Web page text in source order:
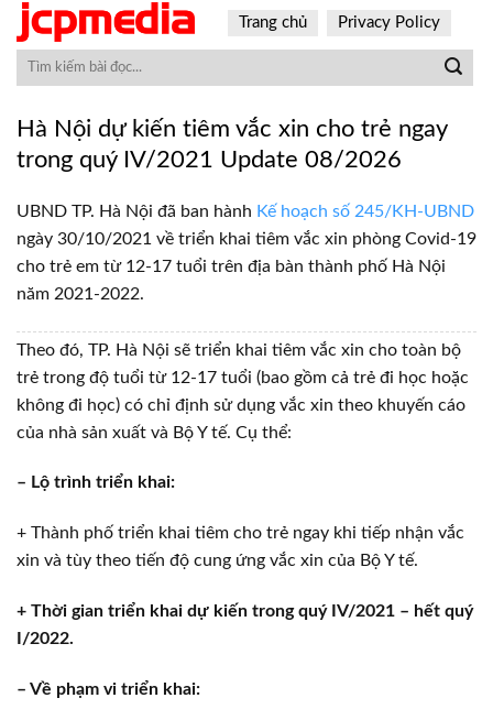
Skip
content
Trang chủ Privacy Policy
Hà Nội dự kiến tiêm vắc xin cho trẻ ngay
trong quý IV/2021 Update 08/2026
UBND TP. Hà Nội đã ban hành Kế hoạch số 245/KH-UBND
ngày 30/10/2021 về triển khai tiêm vắc xin phòng Covid-19
cho trẻ em từ 12-17 tuổi trên địa bàn thành phố Hà Nội
năm 2021-2022.
Theo đó, TP. Hà Nội sẽ triển khai tiêm vắc xin cho toàn bộ
trẻ trong độ tuổi từ 12-17 tuổi (bao gồm cả trẻ đi học hoặc
không đi học) có chỉ định sử dụng vắc xin theo khuyến cáo
của nhà sản xuất và Bộ Y tế. Cụ thể:
– Lộ trình triển khai:
+ Thành phố triển khai tiêm cho trẻ ngay khi tiếp nhận vắc
xin và tùy theo tiến độ cung ứng vắc xin của Bộ Y tế.
+ Thời gian triển khai dự kiến trong quý IV/2021 – hết quý
I/2022.
– Về phạm vi triển khai: